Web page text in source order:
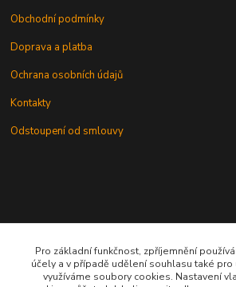
Obchodní podmínky
Doprava a platba
Ochrana osobních údajů
Kontakty
Odstoupení od smlouvy
Kontakt
Pro základní funkčnost, zpříjemnění
účely a v případě udělení souhlasu také
využíváme soubory cookies. Nastavení